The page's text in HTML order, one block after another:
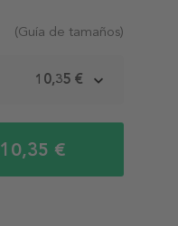
(Guía de tamaños)
10,35 €
10,35 €